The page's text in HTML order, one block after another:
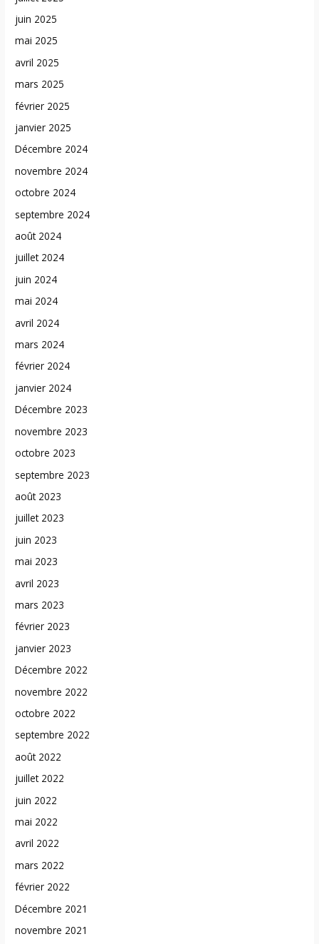
juin 2025
mai 2025
avril 2025
mars 2025
février 2025
janvier 2025
Décembre 2024
novembre 2024
octobre 2024
septembre 2024
août 2024
juillet 2024
juin 2024
mai 2024
avril 2024
mars 2024
février 2024
janvier 2024
Décembre 2023
novembre 2023
octobre 2023
septembre 2023
août 2023
juillet 2023
juin 2023
mai 2023
avril 2023
mars 2023
février 2023
janvier 2023
Décembre 2022
novembre 2022
octobre 2022
septembre 2022
août 2022
juillet 2022
juin 2022
mai 2022
avril 2022
mars 2022
février 2022
Décembre 2021
novembre 2021